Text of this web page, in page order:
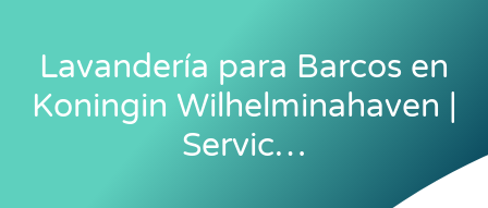
Lavandería para Barcos en
Koningin Wilhelminahaven |
Servic…